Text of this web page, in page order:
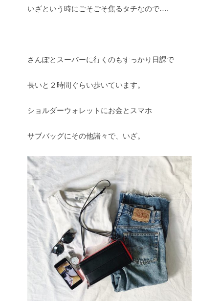
いざという時にごそごそ焦るタチなので….
さんぽとスーパーに行くのもすっかり日課で
長いと２時間ぐらい歩いています。
ショルダーウォレットにお金とスマホ
サブバッグにその他諸々で、いざ。